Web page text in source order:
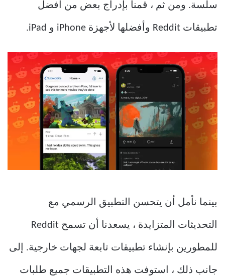
سلسة. ومن ثم ، قمنا بإدراج بعض من أفضل
تطبيقات Reddit وأفضلها لأجهزة iPhone و iPad.
بينما نأمل أن يتحسن التطبيق الرسمي مع
التحديثات المتزايدة ، يسعدنا أن تسمح Reddit
للمطورين بإنشاء تطبيقات تابعة لجهات خارجية. إلى
جانب ذلك ، استوفت هذه التطبيقات جميع طلبات